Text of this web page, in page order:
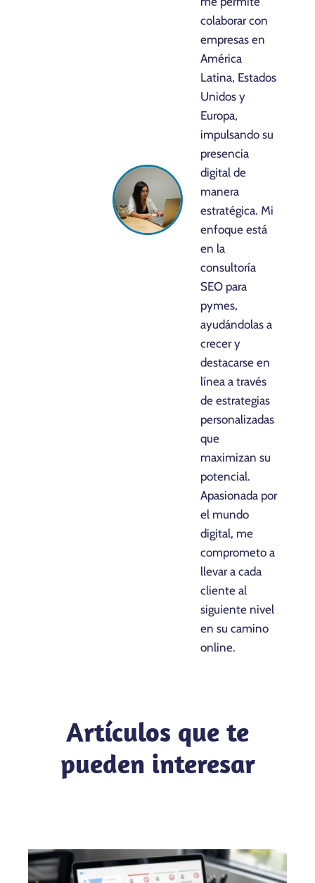
colaborar con
empresas en
América
Latina, Estados
Unidos y
Europa,
impulsando su
presencia
digital de
manera
estratégica. Mi
enfoque está
en la
consultoría
SEO para
pymes,
ayudándolas a
crecer y
destacarse en
línea a través
de estrategias
personalizadas
que
maximizan su
potencial.
Apasionada por
el mundo
digital, me
comprometo a
llevar a cada
cliente al
siguiente nivel
en su camino
online.
Artículos que te
pueden interesar